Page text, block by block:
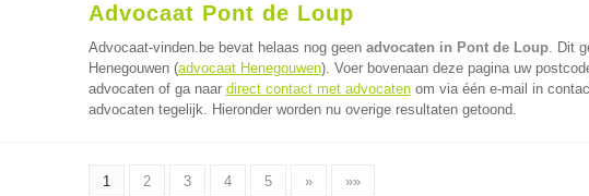
Advocaat Pont de Loup
Advocaat-vinden.be bevat helaas nog geen advocaten in Pont de Loup. Dit
Henegouwen (advocaat Henegouwen). Voer bovenaan deze pagina uw
advocaten of ga naar direct contact met advocatenom via één e-mail in
advocaten tegelijk. Hieronder worden nu overige resultaten getoond.
1 2 3 4 5 » »»